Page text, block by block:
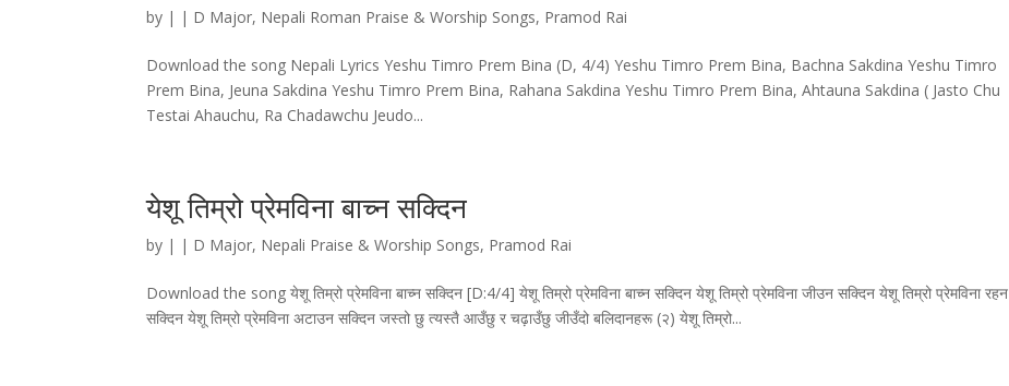
by | | D Major, Nepali Roman Praise & Worship Songs, Pramod Rai
Download the song Nepali Lyrics Yeshu Timro Prem Bina (D, 4/4) Yeshu Timro Prem Bina, Bachna Sakdina Yeshu Timro
Prem Bina, Jeuna Sakdina Yeshu Timro Prem Bina, Rahana Sakdina Yeshu Timro Prem Bina, Ahtauna Sakdina ( Jasto Chu
Testai Ahauchu, Ra Chadawchu Jeudo...
येशू तिम्रो प्रेमविना बाच्न सक्दिन
by | | D Major, Nepali Praise & Worship Songs, Pramod Rai
Download the song येशू तिम्रो प्रेमविना बाच्न सक्दिन [D:4/4] येशू तिम्रो प्रेमविना बाच्न सक्दिन येशू तिम्रो प्रेमविना जीउन सक्दिन येशू तिम्रो प्रेमविना रहन
सक्दिन येशू तिम्रो प्रेमविना अटाउन सक्दिन जस्तो छु त्यस्तै आउँछु र चढ़ाउँछु जीउँदो बलिदानहरू (२) येशू तिम्रो...